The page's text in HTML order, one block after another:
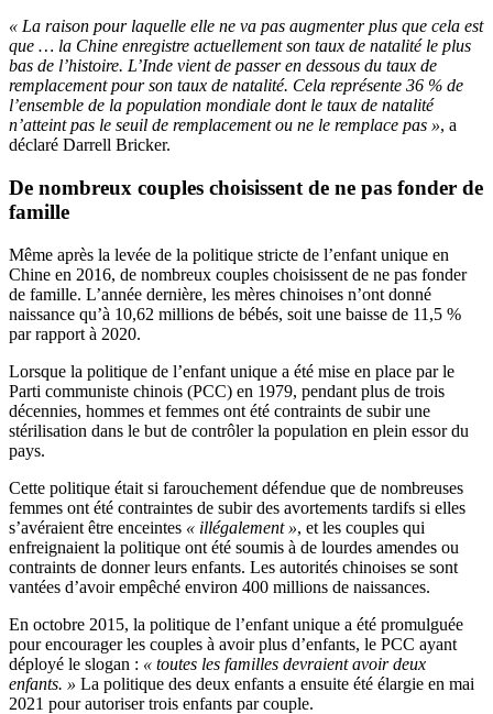
« La raison pour laquelle elle ne va pas augmenter plus que cela est
que … la Chine enregistre actuellement son taux de natalité le plus
bas de l’histoire. L’Inde vient de passer en dessous du taux de
remplacement pour son taux de natalité. Cela représente 36 % de
l’ensemble de la population mondiale dont le taux de natalité
n’atteint pas le seuil de remplacement ou ne le remplace pas », a
déclaré Darrell Bricker.
De nombreux couples choisissent de ne pas fonder de
famille
Même après la levée de la politique stricte de l’enfant unique en
Chine en 2016, de nombreux couples choisissent de ne pas fonder
de famille. L’année dernière, les mères chinoises n’ont donné
naissance qu’à 10,62 millions de bébés, soit une baisse de 11,5 %
par rapport à 2020.
Lorsque la politique de l’enfant unique a été mise en place par le
Parti communiste chinois (PCC) en 1979, pendant plus de trois
décennies, hommes et femmes ont été contraints de subir une
stérilisation dans le but de contrôler la population en plein essor du
pays.
Cette politique était si farouchement défendue que de nombreuses
femmes ont été contraintes de subir des avortements tardifs si elles
s’avéraient être enceintes « illégalement », et les couples qui
enfreignaient la politique ont été soumis à de lourdes amendes ou
contraints de donner leurs enfants. Les autorités chinoises se sont
vantées d’avoir empêché environ 400 millions de naissances.
En octobre 2015, la politique de l’enfant unique a été promulguée
pour encourager les couples à avoir plus d’enfants, le PCC ayant
déployé le slogan : « toutes les familles devraient avoir deux
enfants. » La politique des deux enfants a ensuite été élargie en mai
2021 pour autoriser trois enfants par couple.